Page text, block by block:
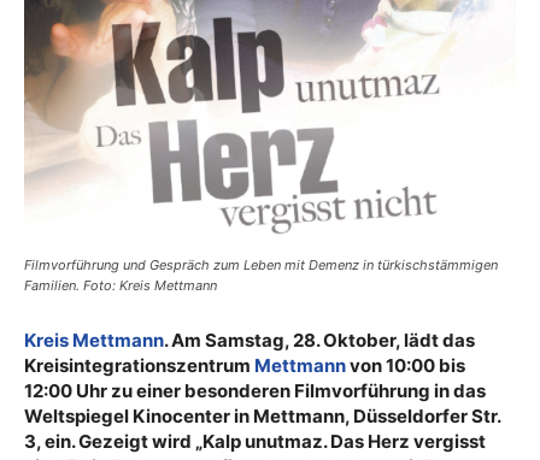
Filmvorführung und Gespräch zum Leben mit Demenz in türkischstämmigen
Familien. Foto: Kreis Mettmann
Kreis Mettmann. Am Samstag, 28. Oktober, lädt das
Kreisintegrationszentrum Mettmannvon 10:00 bis
12:00 Uhr zu einer besonderen Filmvorführung in das
Weltspiegel Kinocenter in Mettmann, Düsseldorfer Str.
3, ein. Gezeigt wird „Kalp unutmaz. Das Herz vergisst